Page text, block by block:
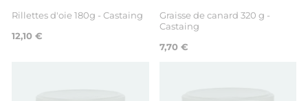
Rillettes d'oie 180g - Castaing
12,10 €
Graisse de canard 320 g -
Castaing
7,70 €